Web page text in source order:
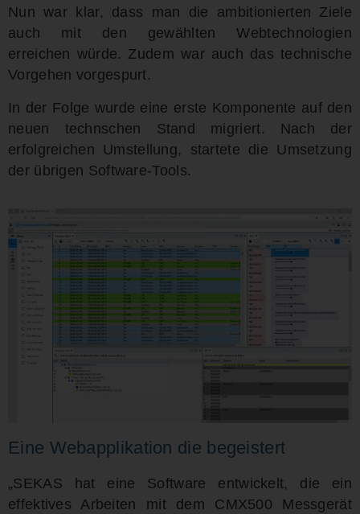
Nun war klar, dass man die ambitionierten Ziele
auch mit den gewählten Webtechnologien
erreichen würde. Zudem war auch das technische
Vorgehen vorgespurt.
In der Folge wurde eine erste Komponente auf den
neuen technschen Stand migriert. Nach der
erfolgreichen Umstellung, startete die Umsetzung
der übrigen Software-Tools.
Eine Webapplikation die begeistert
„SEKAS hat eine Software entwickelt, die ein
effektives Arbeiten mit dem CMX500 Messgerät